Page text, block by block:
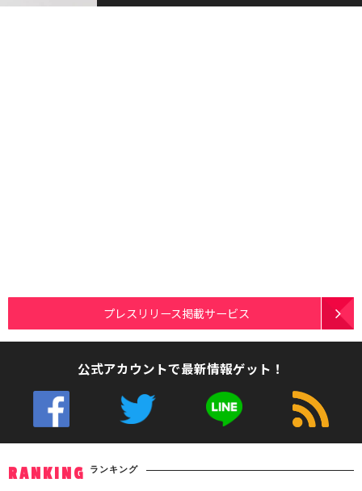
プレスリリース掲載サービス
公式アカウントで最新情報ゲット！
RANKING ランキング